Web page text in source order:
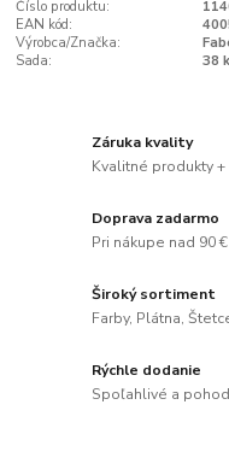
Číslo produktu:
EAN kód:
Výrobca/Značka:
Sada:
38
Záruka kvality
Kvalitné produkty
Doprava zadarmo
Pri nákupe nad 90 €
Široký sortiment
Farby, Plátna,
Rýchle dodanie
Spoľahlivé a